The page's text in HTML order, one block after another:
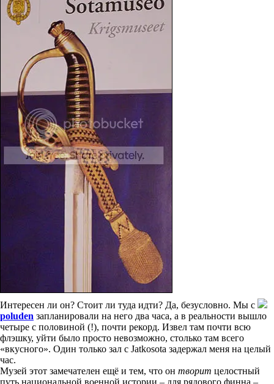
Интересен ли он? Стоит ли туда идти? Да, безусловно. Мы с
poluden запланировали на него два часа, а в реальности вышло
четыре с половиной (!), почти рекорд. Извел там почти всю
флэшку, уйти было просто невозможно, столько там всего
«вкусного». Один только зал с Jatkosota задержал меня на целый
час.
Музей этот замечателен ещё и тем, что он творит целостный
путь национальной военной истории – для рядового финна –